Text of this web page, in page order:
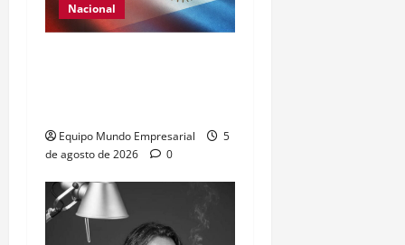
Nacional
Equipo Mundo Empresarial
5
de agosto de 2026
0